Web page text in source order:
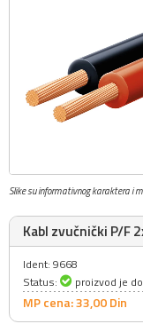
Slike su informativnog karaktera i
Kabl zvučnički P/F
Ident: 9668
Status:
proizvod je
MP cena: 33,00Din